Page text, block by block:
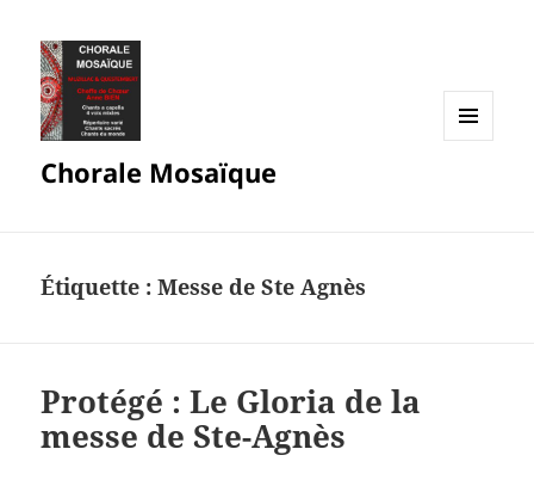
Chorale Mosaïque
Étiquette :Messe de Ste Agnès
Protégé : Le Gloria de la
messe de Ste-Agnès